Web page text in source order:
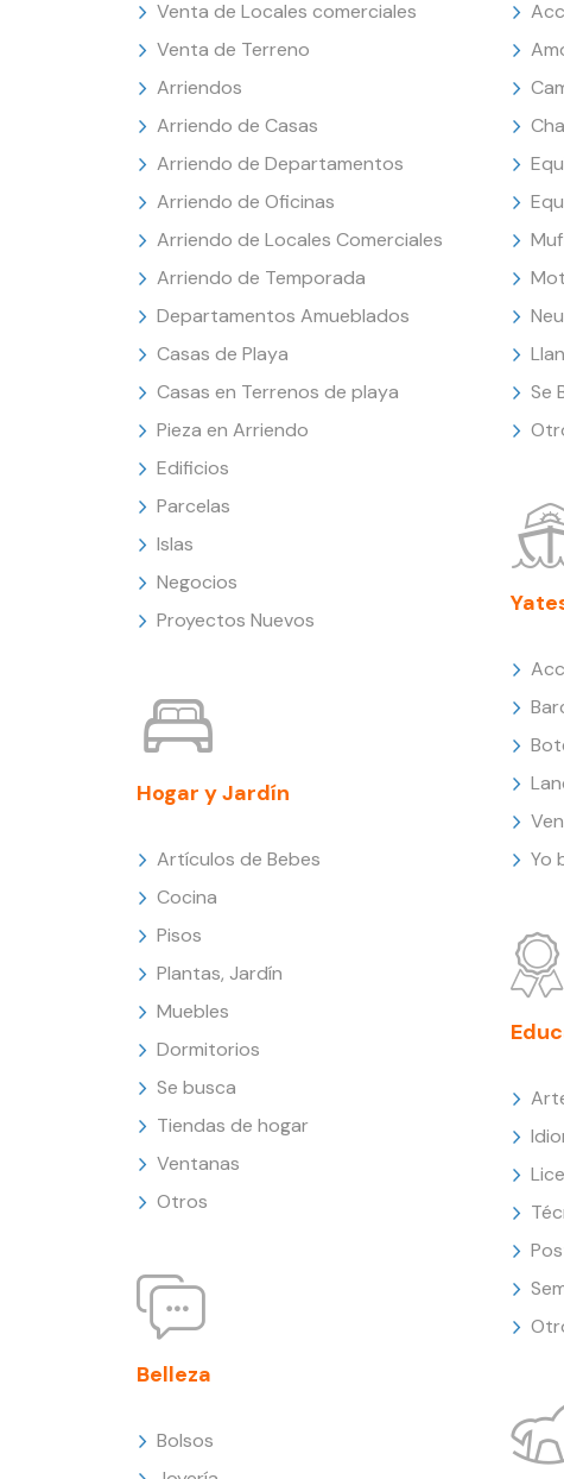
Venta de Locales comerciales
Venta de Terreno
Arriendos
Arriendo de Casas
Arriendo de Departamentos
Arriendo de Oficinas
Arriendo de Locales Comerciales
Arriendo de Temporada
Departamentos Amueblados
Casas de Playa
Casas en Terrenos de playa
Pieza en Arriendo
Edificios
Parcelas
Islas
Negocios
Proyectos Nuevos
Hogar y Jardín
Artículos de Bebes
Cocina
Pisos
Plantas, Jardín
Muebles
Dormitorios
Se busca
Tiendas de hogar
Ventanas
Otros
Belleza
Bolsos
Se
Yo